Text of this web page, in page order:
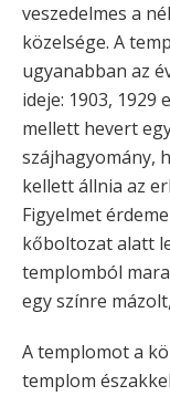
veszedelmes a
közelsége. A
ugyanabban az
ideje: 1903, 1929
mellett hevert
szájhagyomány,
kellett állnia az
Figyelmet
kőboltozat alatt
templomból
egy színre
A templomot a
templom